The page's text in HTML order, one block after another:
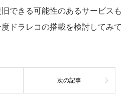
できる可能性のあるサービスも
ドラレコの搭載を検討してみて
次の記事